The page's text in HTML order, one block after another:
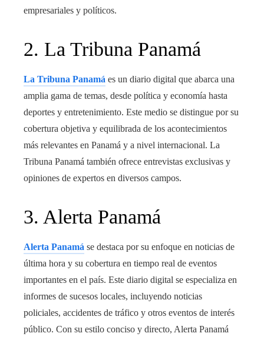
empresariales y políticos.
2. La Tribuna Panamá
La Tribuna Panamá es un diario digital que abarca una
amplia gama de temas, desde política y economía hasta
deportes y entretenimiento. Este medio se distingue por su
cobertura objetiva y equilibrada de los acontecimientos
más relevantes en Panamá y a nivel internacional. La
Tribuna Panamá también ofrece entrevistas exclusivas y
opiniones de expertos en diversos campos.
3. Alerta Panamá
Alerta Panamá se destaca por su enfoque en noticias de
última hora y su cobertura en tiempo real de eventos
importantes en el país. Este diario digital se especializa en
informes de sucesos locales, incluyendo noticias
policiales, accidentes de tráfico y otros eventos de interés
público. Con su estilo conciso y directo, Alerta Panamá